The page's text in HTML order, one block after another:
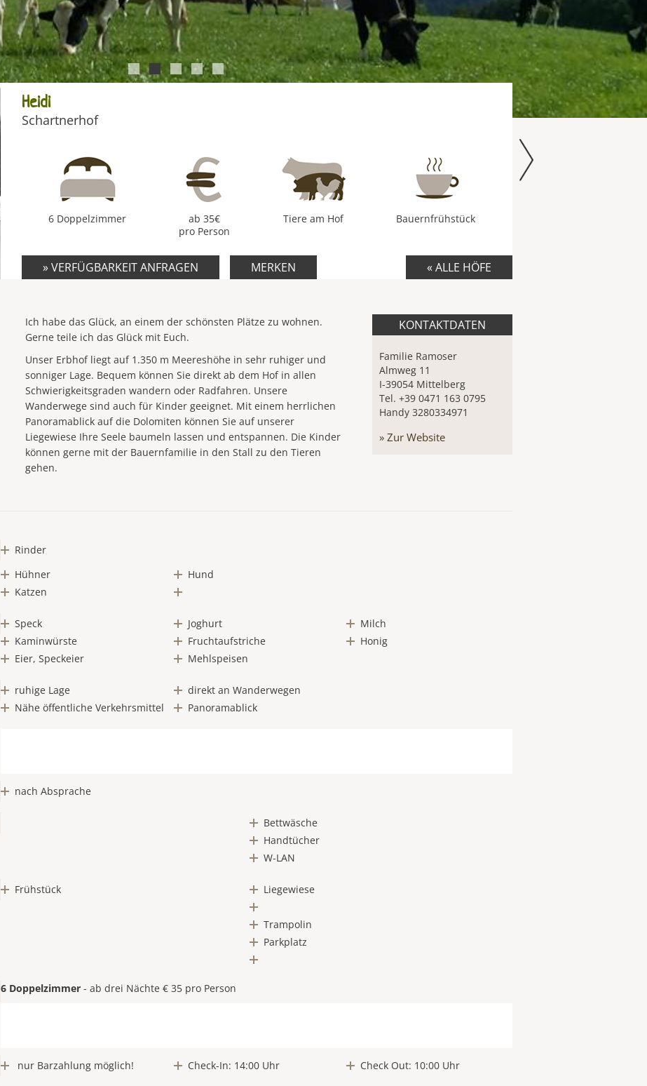
4
Heidi
Schartnerhof
6 Doppelzimmer
ab 35€
pro Person
Tiere am Hof Bauernfrühstück
» VERFÜGBARKEIT ANFRAGEN MERKEN « ALLE HÖFE
Ich habe das Glück, an einem der schönsten Plätze zu wohnen.
Gerne teile ich das Glück mit Euch.
Unser Erbhof liegt auf 1.350 m Meereshöhe in sehr ruhiger und
sonniger Lage. Bequem können Sie direkt ab dem Hof in allen
Schwierigkeitsgraden wandern oder Radfahren. Unsere
Wanderwege sind auch für Kinder geeignet. Mit einem herrlichen
Panoramablick auf die Dolomiten können Sie auf unserer
Liegewiese Ihre Seele baumeln lassen und entspannen. Die Kinder
können gerne mit der Bauernfamilie in den Stall zu den Tieren
gehen.
KONTAKTDATEN
Familie Ramoser
Almweg 11
I-39054 Mittelberg
Tel. +39 0471 163 0795
Handy 3280334971
» Zur Website
Rinder
Hühner
Katzen
Hund
Speck
Kaminwürste
Eier, Speckeier
Joghurt
Fruchtaufstriche
Mehlspeisen
Milch
Honig
ruhige Lage
Nähe öffentliche Verkehrsmittel
direkt an Wanderwegen
Panoramablick
nach Absprache
Bettwäsche
Handtücher
W-LAN
Frühstück Liegewiese
Trampolin
Parkplatz
6 Doppelzimmer - ab drei Nächte € 35 pro Person
nur Barzahlung möglich! Check-In: 14:00 Uhr Check Out: 10:00 Uhr